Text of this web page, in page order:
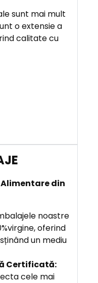
sunt mai mult
o extensie a
calitate cu
din
noastre
oferind
un mediu
Certificată:
cele mai